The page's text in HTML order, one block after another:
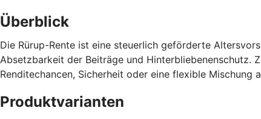
Überblick
Die Rürup-Rente ist eine steuerlich geförderte
Absetzbarkeit der Beiträge und Hinterbliebenenschutz.
Renditechancen, Sicherheit oder eine flexible Mischung
Produktvarianten